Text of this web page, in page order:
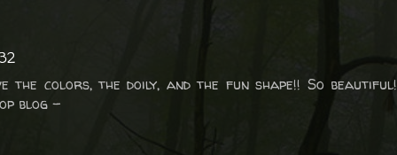
the colors, the doily, and the fun shape!! So beautiful!
blog -